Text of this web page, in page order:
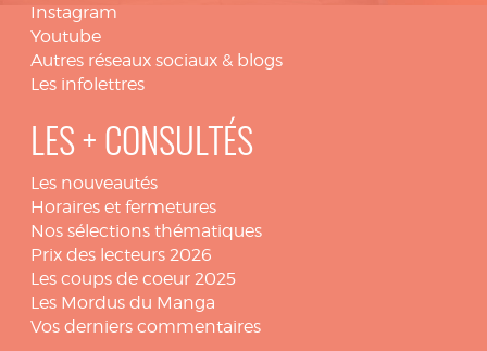
Instagram
Youtube
Autres réseaux sociaux & blogs
Les infolettres
LES + CONSULTÉS
Les nouveautés
Horaires et fermetures
Nos sélections thématiques
Prix des lecteurs 2026
Les coups de coeur 2025
Les Mordus du Manga
Vos derniers commentaires